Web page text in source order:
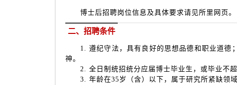
博士后招聘岗位信息及具体要求请见所里网页。
二、招聘条件
1. 遵纪守法，具有良好的思想品德和职业道德；
神。
2. 全日制统招统分应届博士毕业生，或毕业不超
3. 年龄在35岁（含）以下，属于研究所紧缺领